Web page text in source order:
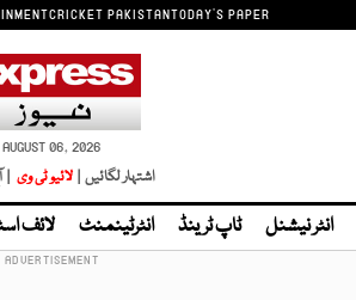
CRICKET PAKISTANTODAY'S PAPER
AUGUST 06, 2026
اشتہار لگائیں | لائیو ٹی وی |
انٹر نیشنل ٹاپ ٹرینڈ انٹرٹینمنٹ لائف